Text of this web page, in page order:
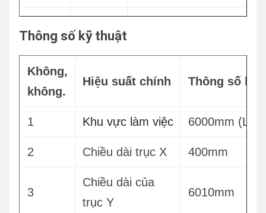
2
laser
Đầu cắt
Raytools Boci Ospri
Máy
làm
Thông số kỹ thuật
Không,
không.
Hiệu suất chính Thông số kỹ
1 Khu vực làm việc 6000mm (L)
2 Chiều dài trục X 400mm
3
Chiều dài của
trục Y
6010mm